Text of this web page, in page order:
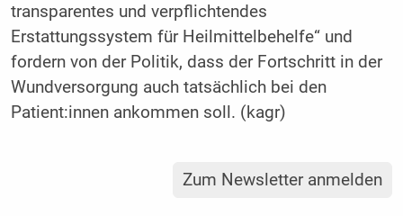
transparentes und verpflichtendes
Erstattungssystem für Heilmittelbehelfe“ und
fordern von der Politik, dass der Fortschritt in der
Wundversorgung auch tatsächlich bei den
Patient:innen ankommen soll. (kagr)
Zum Newsletter anmelden